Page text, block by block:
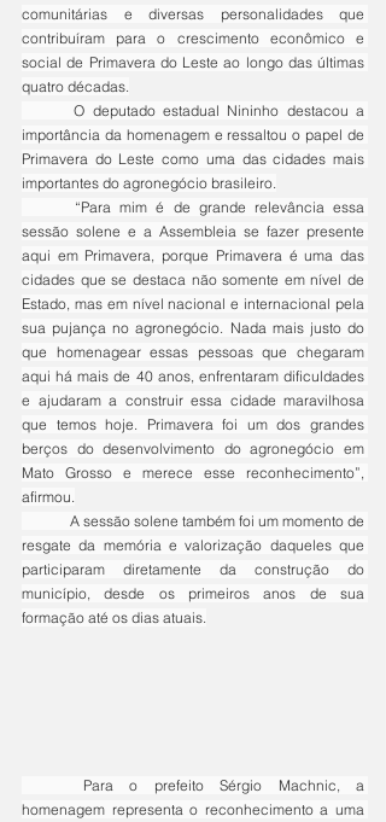
comunitárias e diversas personalidades que
contribuíram para o crescimento econômico e
social de Primavera do Leste ao longo das últimas
quatro décadas.
	O deputado estadual Nininho destacou a
importância da homenagem e ressaltou o papel de
Primavera do Leste como uma das cidades mais
importantes do agronegócio brasileiro.
sessão solene e a Assembleia se fazer presente
aqui em Primavera, porque Primavera é uma das
cidades que se destaca não somente em nível de
Estado, mas em nível nacional e internacional pela
sua pujança no agronegócio. Nada mais justo do
que homenagear essas pessoas que chegaram
aqui há mais de 40 anos, enfrentaram dificuldades
e ajudaram a construir essa cidade maravilhosa
que temos hoje. Primavera foi um dos grandes
berços do desenvolvimento do agronegócio em
Mato Grosso e merece esse reconhecimento”,
afirmou.
resgate da memória e valorização daqueles que
participaram diretamente da construção do
município, desde os primeiros anos de sua
formação até os dias atuais.
homenagem representa o reconhecimento a uma